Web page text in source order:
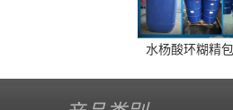
水杨酸环糊精